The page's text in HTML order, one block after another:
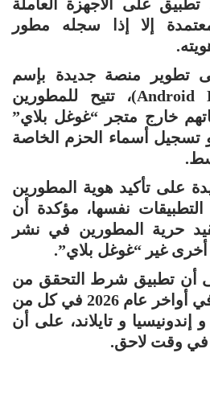
على الأجهزة العاملة
إلا إذا سجله مطور
تطوير منصة جديدة بإسم
(Android Developer Console)، تتيح للمطورين
خارج متجر “غوغل بلاي”
تسجيل أسماء الحزم الخاصة
على تأكيد هوية المطورين
نفسها، مؤكدة أن
حرية المطورين في نشر
أخرى غير “غوغل بلاي”.
أن تطبيق شرط التحقق من
الهوية سيبدأ تدريجيا في أواخر عام 2026 في كل من
إندونيسيا و تايلاند، على أن
في وقت لاحق.